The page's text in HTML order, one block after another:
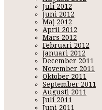
Juli 2012
Juni 2012
Maj 2012
April 2012
Mars 2012
Februari 2012
Januari 2012
December 2011
November 2011
Oktober 2011
September 2011
Augusti 2011
Juli 2011
Juni 2011